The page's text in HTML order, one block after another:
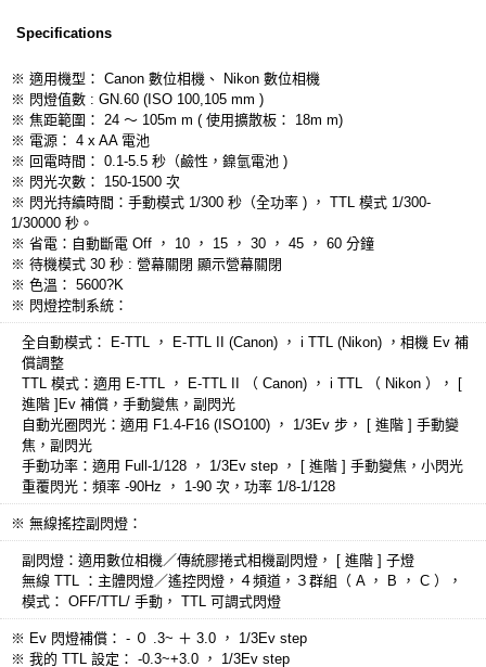
Specifications
※ 適用機型： Canon 數位相機、 Nikon 數位相機
※ 閃燈值數 : GN.60 (ISO 100,105 mm )
※ 焦距範圍： 24 ～ 105m m ( 使用擴散板： 18m m)
※ 電源： 4 x AA 電池
※ 回電時間： 0.1-5.5 秒（鹼性，鎳氫電池 )
※ 閃光次數： 150-1500 次
※ 閃光持續時間：手動模式 1/300 秒（全功率 ) ， TTL 模式 1/300-
1/30000 秒。
※ 省電：自動斷電 Off ， 10 ， 15 ， 30 ， 45 ， 60 分鐘
※ 待機模式 30 秒 : 營幕關閉 顯示營幕關閉
※ 色溫： 5600?K
※ 閃燈控制系統：
全自動模式： E-TTL ， E-TTL II (Canon) ， i TTL (Nikon) ，相機 Ev 補
償調整
TTL 模式：適用 E-TTL ， E-TTL II （ Canon) ， i TTL （ Nikon ）， [
進階 ]Ev 補償，手動變焦，副閃光
自動光圈閃光：適用 F1.4-F16 (ISO100) ， 1/3Ev 步， [ 進階 ] 手動變
焦，副閃光
手動功率：適用 Full-1/128 ， 1/3Ev step ， [ 進階 ] 手動變焦，小閃光
重覆閃光：頻率 -90Hz ， 1-90 次，功率 1/8-1/128
※ 無線搖控副閃燈：
副閃燈：適用數位相機／傳統膠捲式相機副閃燈， [ 進階 ] 子燈
無線 TTL ：主體閃燈／遙控閃燈，４頻道，３群組（ A ， B ， C ），
模式： OFF/TTL/ 手動， TTL 可調式閃燈
※ Ev 閃燈補償： - ０ .3~ ＋ 3.0 ， 1/3Ev step
※ 我的 TTL 設定： -0.3~+3.0 ， 1/3Ev step